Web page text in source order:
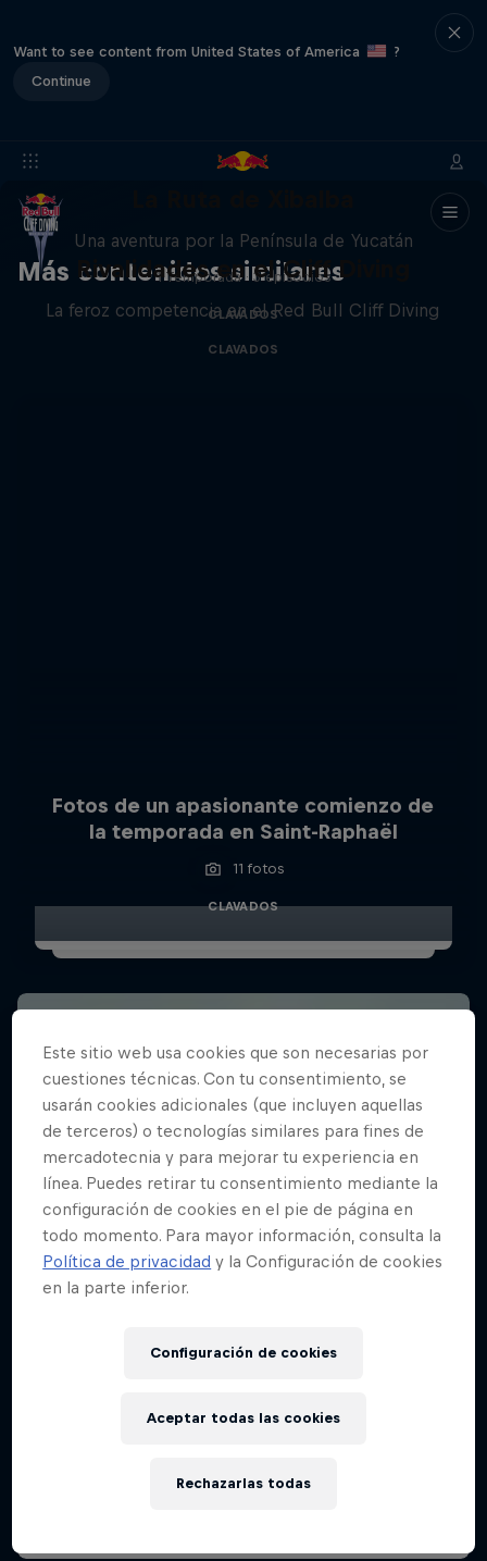
Want to see content from United States of America
?
Continue
Más contenidos similares
Una aventura por la Península de Yucatán
1 Temporada · 3 episodios
CLAVADOS
Rivalidades en el Cliff Diving
La feroz competencia en el Red Bull Cliff Diving
CLAVADOS
Fotos de un apasionante comienzo de
la temporada en Saint-Raphaël
11 fotos
CLAVADOS
Este sitio web usa cookies que son necesarias por
cuestiones técnicas. Con tu consentimiento, se
usarán cookies adicionales (que incluyen aquellas
de terceros) o tecnologías similares para fines de
mercadotecnia y para mejorar tu experiencia en
línea. Puedes retirar tu consentimiento mediante la
configuración de cookies en el pie de página en
todo momento. Para mayor información, consulta la
Política de privacidad y la Configuración de cookies
en la parte inferior.
Configuración de cookies
Rechazarlas todas
Aceptar todas las cookies